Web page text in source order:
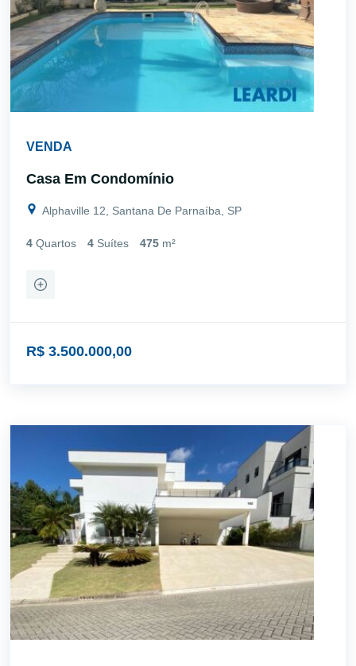
VENDA
Casa Em Condomínio
Alphaville 12, Santana De Parnaíba, SP
4 Quartos 4 Suítes 475 m²
R$ 3.500.000,00